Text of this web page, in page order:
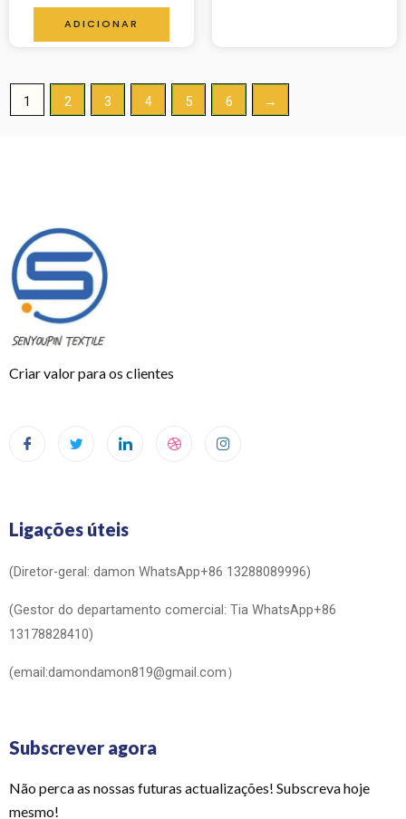
Avaliação
0
de
5
ADICIONAR
1 2 3 4 5 6 →
Criar valor para os clientes
Ligações úteis
(Diretor-geral: damon WhatsApp+86 13288089996)
(Gestor do departamento comercial: Tia WhatsApp+86
13178828410)
(email:damondamon819@gmail.com）
Subscrever agora
Não perca as nossas futuras actualizações! Subscreva hoje
mesmo!